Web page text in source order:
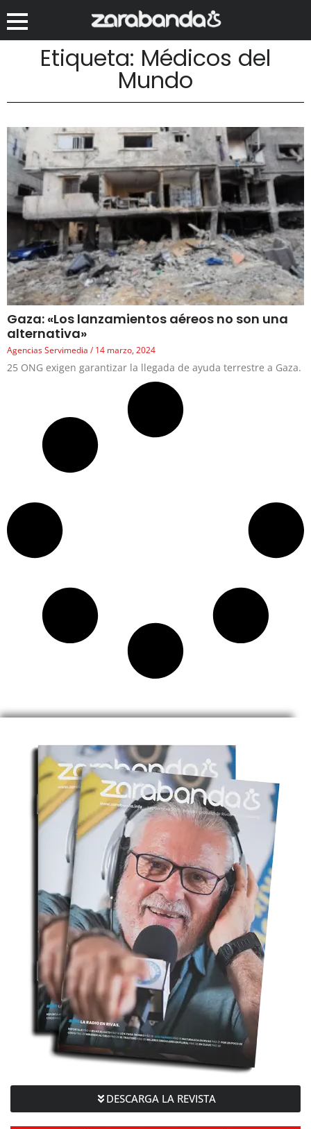
Etiqueta: Médicos del
Mundo
Gaza: «Los lanzamientos aéreos no son una
alternativa»
Agencias Servimedia 14 marzo, 2024
25 ONG exigen garantizar la llegada de ayuda terrestre a Gaza.
DESCARGA LA REVISTA